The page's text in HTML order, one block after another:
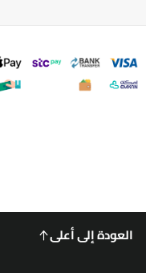
العودة إلى أعلى